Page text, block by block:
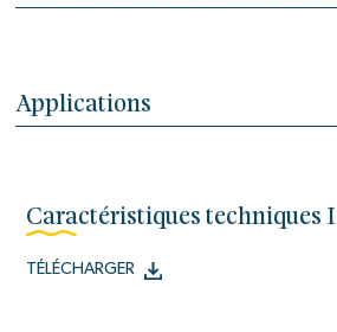
Applications
Caractéristiques techniques I
TÉLÉCHARGER